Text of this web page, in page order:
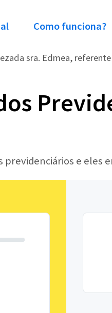
Como funciona?
sra. Edmea, referente
e eles